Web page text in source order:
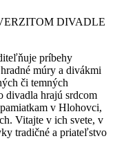
DIVADLE
príbehy
múry a divákmi
či temných
divadla hrajú srdcom
v Hlohovci,
Vitajte v ich svete, v
tradičné a priateľstvo